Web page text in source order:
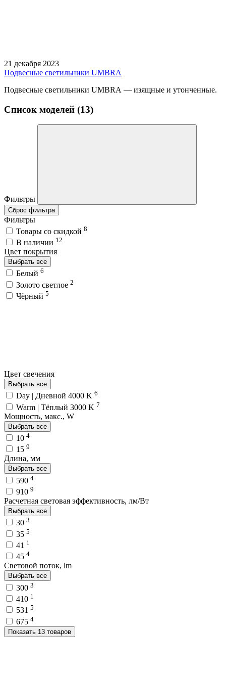
21 декабря 2023
Подвесные светильники UMBRA
Подвесные светильники UMBRA — изящные и утонченные.
Список моделей (13)
Фильтры
Сброс фильтра
Фильтры
Товары со скидкой 8
В наличии 12
Цвет покрытия
Выбрать все
Белый 6
Золото светлое 2
Чёрный 5
Цвет свечения
Выбрать все
Day | Дневной 4000 K 6
Warm | Тёплый 3000 K 7
Мощность, макс., W
Выбрать все
10 4
15 9
Длина, мм
Выбрать все
590 4
910 9
Расчетная световая эффективность, лм/Вт
Выбрать все
30 3
35 5
41 1
45 4
Световой поток, lm
Выбрать все
300 3
410 1
531 5
675 4
Показать 13 товаров